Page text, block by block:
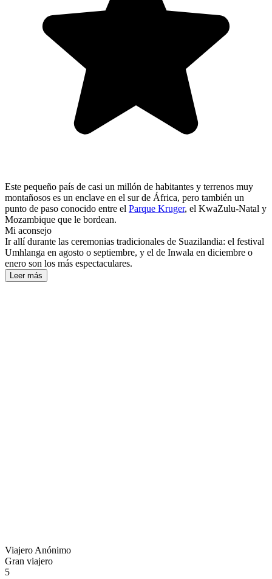
Este pequeño país de casi un millón de habitantes y terrenos muy
montañosos es un enclave en el sur de África, pero también un
punto de paso conocido entre el Parque Kruger, el KwaZulu-Natal y
Mozambique que le bordean.
Mi aconsejo
Ir allí durante las ceremonias tradicionales de Suazilandia: el festival
Umhlanga en agosto o septiembre, y el de Inwala en diciembre o
enero son los más espectaculares.
Leer más
Viajero Anónimo
Gran viajero
5